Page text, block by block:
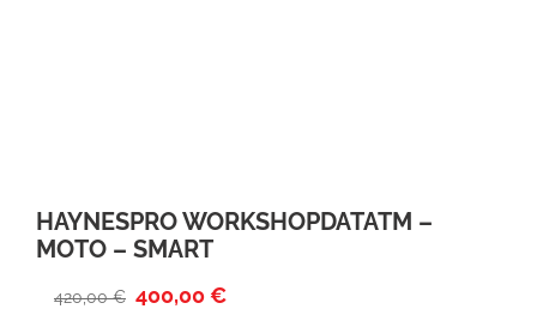
HAYNESPRO WORKSHOPDATATM –
MOTO – SMART
420,00 € 400,00 €